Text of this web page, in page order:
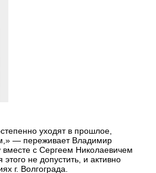
уходят в прошлое,
— переживает Владимир
с Сергеем Николаевичем
не допустить, и активно
г. Волгограда.